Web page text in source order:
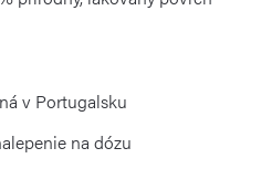
v Portugalsku
na dózu